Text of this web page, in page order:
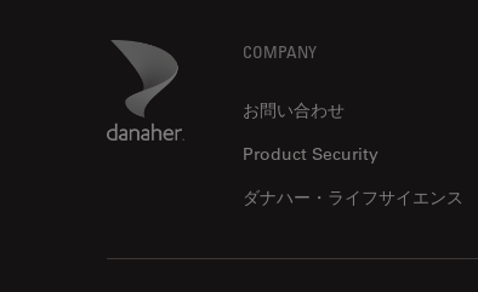
Danaher Logo COMPANY
お問い合わせ
Product Security
ダナハー・ライフサイエンス